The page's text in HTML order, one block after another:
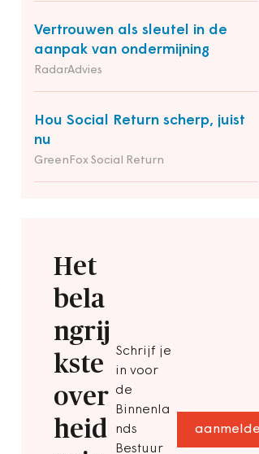
Vertrouwen als sleutel in de
aanpak van ondermijning
RadarAdvies
Hou Social Return scherp, juist
nu
GreenFox Social Return
Het
bela
ngrij
kste
over
heid
Schrijf je
in voor
de
Binnenla
nds
Bestuur